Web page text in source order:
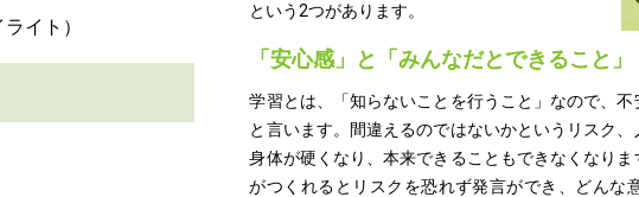
という2つがあります。
「安心感」と「みんなだとできること」
学習とは、「知らないことを行うこと」なので、不
と言います。間違えるのではないかというリスク
身体が硬くなり、本来できることもできなくなり
がつくれるとリスクを恐れず発言ができ、どんな